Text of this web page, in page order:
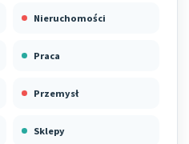
Nieruchomości
Praca
Przemysł
Sklepy